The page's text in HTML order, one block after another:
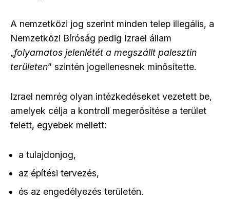
A nemzetközi jog szerint minden telep illegális, a
Nemzetközi Bíróság pedig Izrael állam
„folyamatos jelenlétét a megszállt palesztin
területen” szintén jogellenesnek minősítette.
Izrael nemrég olyan intézkedéseket vezetett be,
amelyek célja a kontroll megerősítése a terület
felett, egyebek mellett:
a tulajdonjog,
az építési tervezés,
és az engedélyezés területén.